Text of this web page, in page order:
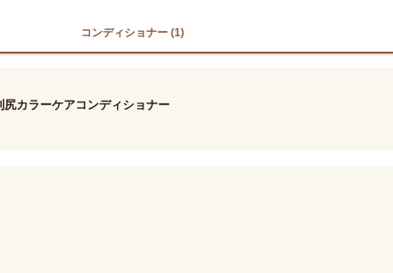
コンディショナー (1)
カラーケアコンディショナー